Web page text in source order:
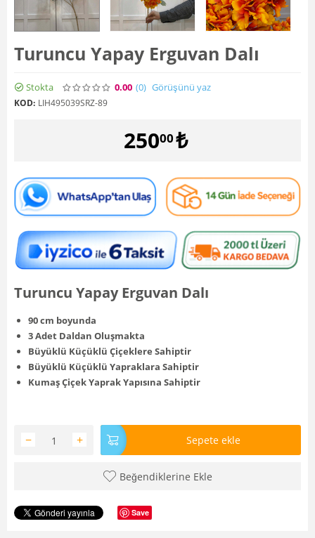
Turuncu Yapay Erguvan Dalı
Stokta 0.00 (0) Görüşünü yaz
KOD: LIH495039SRZ-89
25000₺
Turuncu Yapay Erguvan Dalı
90 cm boyunda
3 Adet Daldan Oluşmakta
Büyüklü Küçüklü Çiçeklere Sahiptir
Büyüklü Küçüklü Yapraklara Sahiptir
Kumaş Çiçek Yaprak Yapısına Sahiptir
+
− Sepete ekle
Beğendiklerine Ekle
Save